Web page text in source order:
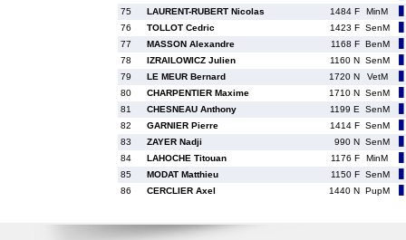
75
LAURENT-RUBERT Nicolas 1484 F
MinM
76
TOLLOT Cedric 1423 F SenM
77
MASSON Alexandre 1168 F BenM
78
IZRAILOWICZ Julien 1160 N SenM
79
LE MEUR Bernard 1720 N
VetM
80
CHARPENTIER Maxime 1710 N SenM
81
CHESNEAU Anthony 1199 E
SenM
82
GARNIER Pierre 1414 F SenM
83
ZAYER Nadji 990 N SenM
84
LAHOCHE Titouan 1176 F
MinM
85
MODAT Matthieu 1150 F SenM
86
CERCLIER Axel 1440 N PupM